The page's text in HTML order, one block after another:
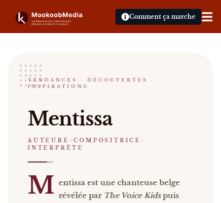
Comment ça marche
Mentissa
AUTEURE-COMPOSITRICE-INTERPRÈTE
Mentissa Mentissa est une chanteuse belge
Catalogue :événements, presse, vidéos
TENDANCES · DÉCOUVERTES ·
INSPIRATIONS
Mentissa
AUTEURE-COMPOSITRICE-
INTERPRÈTE
M entissa est une chanteuse belge
révélée par The Voice Kidspuis